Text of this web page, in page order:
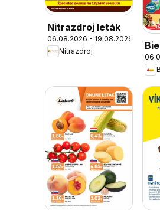
Nitrazdroj leták
06.08.2026 - 19.08.2026
Nitrazdroj